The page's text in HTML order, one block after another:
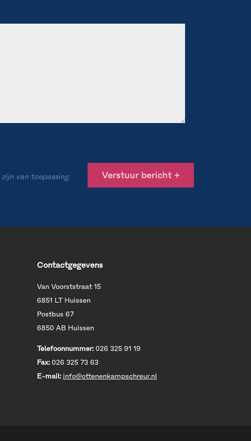
zijn van toepassing.
Contactgegevens
Van Voorststraat 15
6851 LT Huissen
Postbus 67
6850 AB Huissen
Telefoonnummer:026 325 91 19
Fax:026 325 73 63
E-mail: info@ottenenkampschreur.nl